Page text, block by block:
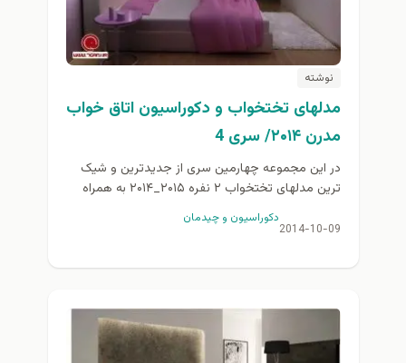
نوشته
مدلهای تختخواب و دکوراسیون اتاق خواب
مدرن ۲۰۱۴/ سری 4
در این مجموعه چهارمين سری از جدیدترین و شیک
ترین مدلهای تختخواب ۲ نفره ۲۰۱۵_۲۰۱۴ به همراه
دکوراسیون و طراحی های زیبای اتاق خواب برای...
2014-10-09
دكوراسيون و چيدمان